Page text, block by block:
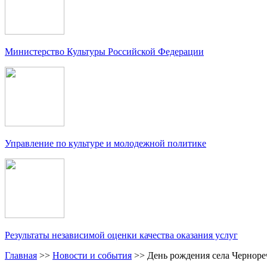
Министерство Культуры Российской Федерации
Управление по культуре и молодежной политике
Результаты независимой оценки качества оказания услуг
Главная >> Новости и события >> День рождения села